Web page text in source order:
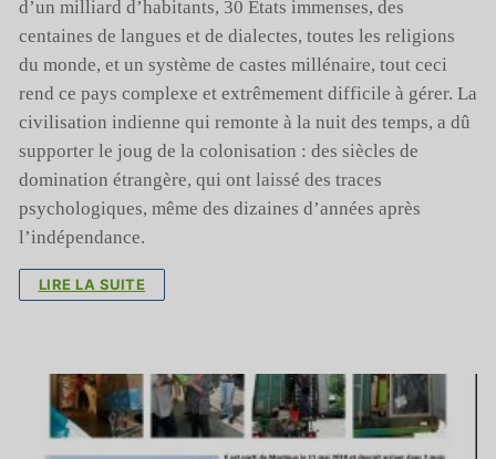
d’un milliard d’habitants, 30 Etats immenses, des
centaines de langues et de dialectes, toutes les religions
du monde, et un système de castes millénaire, tout ceci
rend ce pays complexe et extrêmement difficile à gérer. La
civilisation indienne qui remonte à la nuit des temps, a dû
supporter le joug de la colonisation : des siècles de
domination étrangère, qui ont laissé des traces
psychologiques, même des dizaines d’années après
l’indépendance.
LIRE LA SUITE